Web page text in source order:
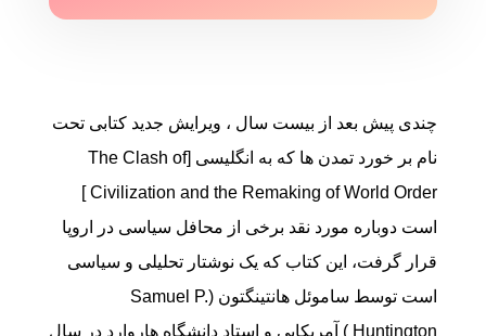
چندی پیش بعد از بیست سال ، ویرایش جدید کتابی تحت
نام بر خورد تمدن ها که به انگلیسی [The Clash of
Civilization and the Remaking of World Order ]
است دوباره مورد نقد برخی از محافل سیاسی در اروپا
قرار گرفت، این کتاب که یک نوشتار تحلیلی و سیاسی
است توسط ساموئل هانتینگتون (Samuel P.
Huntington ) آمریکایی و استاد دانشگاه هاروارد در سال